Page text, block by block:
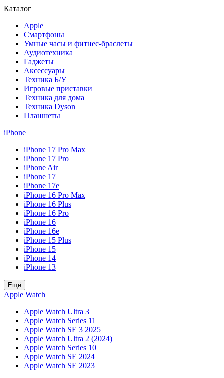
Каталог
Apple
Смартфоны
Умные часы и фитнес-браслеты
Аудиотехника
Гаджеты
Аксессуары
Техника Б/У
Игровые приставки
Техника для дома
Техника Dyson
Планшеты
iPhone
iPhone 17 Pro Max
iPhone 17 Pro
iPhone Air
iPhone 17
iPhone 17e
iPhone 16 Pro Max
iPhone 16 Plus
iPhone 16 Pro
iPhone 16
iPhone 16e
iPhone 15 Plus
iPhone 15
iPhone 14
iPhone 13
Ещё
Apple Watch
Apple Watch Ultra 3
Apple Watch Series 11
Apple Watch SE 3 2025
Apple Watch Ultra 2 (2024)
Apple Watch Series 10
Apple Watch SE 2024
Apple Watch SE 2023